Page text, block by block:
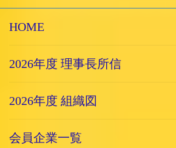
HOME
2026年度 理事長所信
2026年度 組織図
会員企業一覧